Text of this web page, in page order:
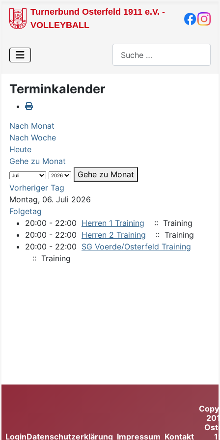
Turnerbund Osterfeld 1911 e.V. -
VOLLEYBALL
Terminkalender
Nach Monat
Nach Woche
Heute
Gehe zu Monat
Gehe zu Monat
Vorheriger Tag
Montag, 06. Juli 2026
Folgetag
20:00 - 22:00 Herren 1 Training
:: Training
20:00 - 22:00 Herren 2 Training
:: Training
20:00 - 22:00 SG Voerde/Osterfeld Training
:: Training
LoginDatenschutzerklärung Impressum Kontakt